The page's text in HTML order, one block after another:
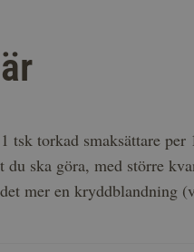
tsk torkad smaksättare per
du ska göra, med större
mer en kryddblandning